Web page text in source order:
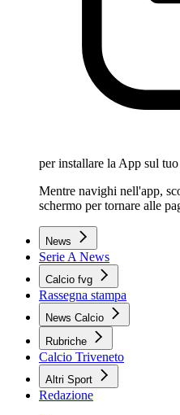
per installare la App sul
Mentre navighi nell'app,
schermo per tornare alle
News
Serie A News
Calcio fvg
Rassegna stampa
News Calcio
Rubriche
Calcio Triveneto
Altri Sport
Redazione